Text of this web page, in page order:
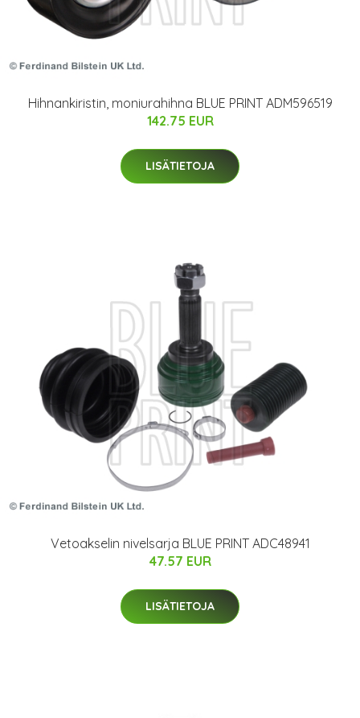
Hihnankiristin, moniurahihna BLUE PRINT ADM596519
142.75 EUR
LISÄTIETOJA
Vetoakselin nivelsarja BLUE PRINT ADC48941
47.57 EUR
LISÄTIETOJA